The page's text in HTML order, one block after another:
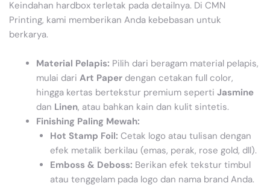
Keindahan hardbox terletak pada detailnya. Di CMN
Printing, kami memberikan Anda kebebasan untuk
berkarya.
Material Pelapis: Pilih dari beragam material pelapis,
mulai dariArt Paper dengan cetakan full color,
hingga kertas bertekstur premium sepertiJasmine
dan Linen, atau bahkan kain dan kulit sintetis.
Finishing Paling Mewah:
Hot Stamp Foil: Cetak logo atau tulisan dengan
efek metalik berkilau (emas, perak, rose gold, dll).
Emboss & Deboss: Berikan efek tekstur timbul
atau tenggelam pada logo dan nama brand Anda.